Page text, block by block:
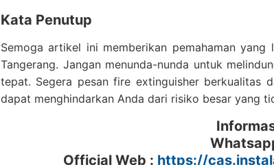
Kata Penutup
Semoga artikel ini memberikan pemahaman
Tangerang. Jangan menunda-nunda untuk
tepat. Segera pesan fire extinguisher berkualitas
dapat menghindarkan Anda dari risiko besar yang
Official Web : https://